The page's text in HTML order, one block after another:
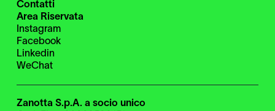
Contatti
Area Riservata
Instagram
Facebook
Linkedin
WeChat
Zanotta S.p.A. a socio unico